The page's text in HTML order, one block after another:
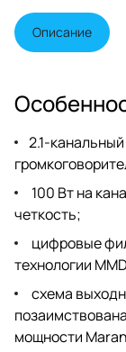
созданное на
многолетнего
и инженерного
звуку и набору
Описание
2.1-
100 Вт на
четкость;
цифровые
технологии
схема
мощности